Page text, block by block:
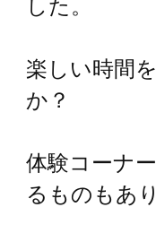
した。
楽しい時間
か？
体験コーナ
るものもあ